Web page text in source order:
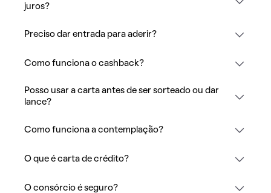
juros?
Preciso dar entrada para aderir?
Como funciona o cashback?
Posso usar a carta antes de ser sorteado ou dar
lance?
Como funciona a contemplação?
O que é carta de crédito?
O consórcio é seguro?